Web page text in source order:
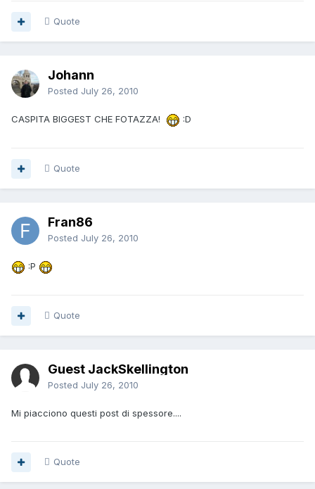
Quote
Johann
Posted July 26, 2010
CASPITA BIGGEST CHE FOTAZZA! :D
Quote
Fran86
Posted July 26, 2010
:P
Quote
Guest JackSkellington
Posted July 26, 2010
Mi piacciono questi post di spessore....
Quote